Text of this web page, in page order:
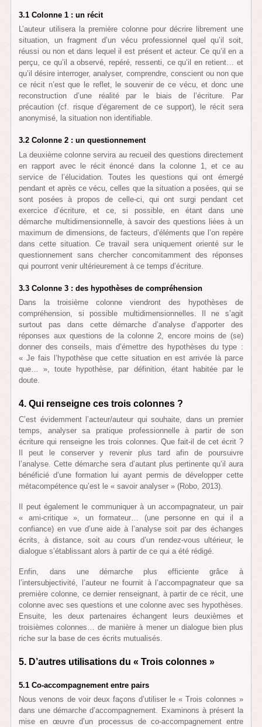
3.1 Colonne 1 : un récit
L’auteur utilisera la première colonne pour décrire librement une
situation, un fragment d’un vécu professionnel quel qu’il soit,
réussi ou non et dans lequel il est présent et acteur. Ce qu’il en a
perçu, ce qu’il a observé, repéré, ressenti, ce qu’il en retient… et
qu’il désire interroger, analyser, comprendre, conscient ou non que
ce récit n’est que le reflet, le souvenir de ce vécu, et donc une
reconstruction d’une réalité par le biais de l’écriture. Par
précaution (cf. risque d’égarement de ce support), le récit sera
anonymisé, la situation non identifiable.
3.2 Colonne 2 : un questionnement
La deuxième colonne servira au recueil des questions directement
en rapport avec le récit énoncé dans la colonne 1, et ce au
service de l’élucidation. Toutes les questions qui ont émergé
pendant et après ce vécu, celles que la situation a posées, qui se
sont posées à propos de celle-ci, qui ont surgi pendant cet
exercice d’écriture, et ce, si possible, en étant dans une
démarche multidimensionnelle, à savoir des questions liées à un
maximum de dimensions, de facteurs, d’éléments que l’on repère
dans cette situation. Ce travail sera uniquement orienté sur le
questionnement sans chercher concomitamment des réponses
qui pourront venir ultérieurement à ce temps d’écriture.
3.3 Colonne 3 : des hypothèses de compréhension
Dans la troisième colonne viendront des hypothèses de
compréhension, si possible multidimensionnelles. Il ne s’agit
surtout pas dans cette démarche d’analyse d’apporter des
réponses aux questions de la colonne 2, encore moins de (se)
donner des conseils, mais d’émettre des hypothèses du type :
« Je fais l’hypothèse que cette situation en est arrivée là parce
que… », toute hypothèse, par définition, étant habitée par le
doute.
4. Qui renseigne ces trois colonnes ?
C’est évidemment l’acteur/auteur qui souhaite, dans un premier
temps, analyser sa pratique professionnelle à partir de son
écriture qui renseigne les trois colonnes. Que fait-il de cet écrit ?
Il peut le conserver y revenir plus tard afin de poursuivre
l’analyse. Cette démarche sera d’autant plus pertinente qu’il aura
bénéficié d’une formation lui ayant permis de développer cette
métacompétence qu’est le « savoir analyser » (Robo, 2013).
Il peut également le communiquer à un accompagnateur, un pair
« ami-critique », un formateur… (une personne en qui il a
confiance) en vue d’une aide à l’analyse soit par des échanges
écrits, à distance, soit au cours d’un rendez-vous ultérieur, le
dialogue s’établissant alors à partir de ce qui a été rédigé.
Enfin, dans une démarche plus efficiente grâce à
l’intersubjectivité, l’auteur ne fournit à l’accompagnateur que sa
première colonne, ce dernier renseignant, à partir de ce récit, une
colonne avec ses questions et une colonne avec ses hypothèses.
Ensuite, les deux partenaires échangent leurs deuxièmes et
troisièmes colonnes… de manière à mener un dialogue bien plus
riche sur la base de ces écrits mutualisés.
5. D’autres utilisations du « Trois colonnes »
5.1 Co-accompagnement entre pairs
Nous venons de voir deux façons d’utiliser le « Trois colonnes »
dans une démarche d’accompagnement. Examinons à présent la
mise en œuvre d’un processus de co-accompagnement entre